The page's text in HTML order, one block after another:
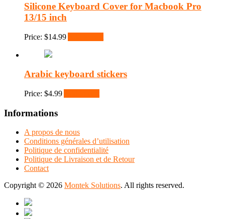
Silicone Keyboard Cover for Macbook Pro
13/15 inch
Price: $14.99
Arabic keyboard stickers
Price: $4.99
Informations
A propos de nous
Conditions générales d’utilisation
Politique de confidentialité
Politique de Livraison et de Retour
Contact
Copyright © 2026 Montek Solutions. All rights reserved.